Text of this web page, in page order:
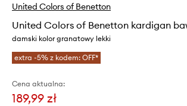
United Colors of Benetton
United Colors of Benetton kardigan
damski kolor granatowy lekki
extra -5% z kodem: OFF*
Cena aktualna:
189,99 zł